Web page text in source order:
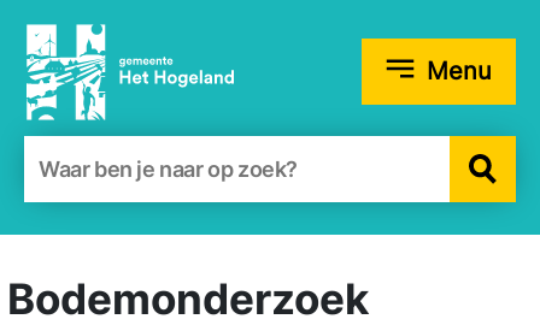
Zoekformulier
Menu
Bodemonderzoek